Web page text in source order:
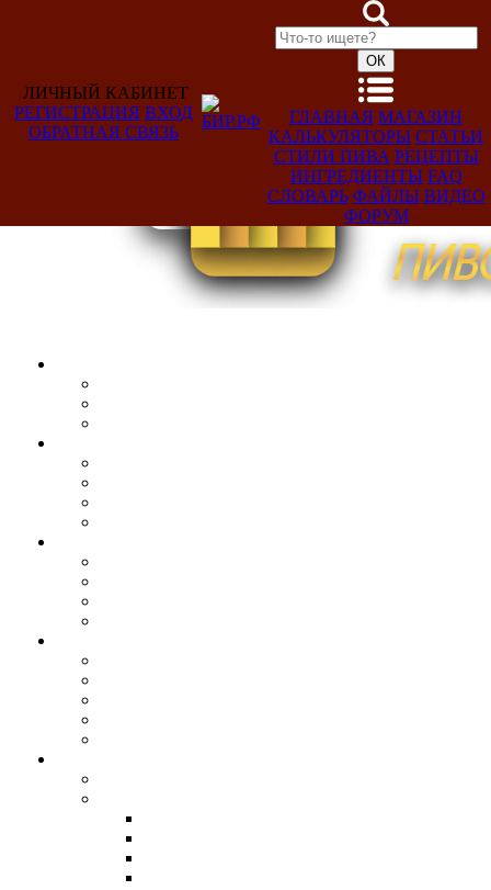
Добро
ЛИЧНЫЙ КАБИНЕТ
РЕГИСТРАЦИЯ ВХОД
ОБРАТНАЯ СВЯЗЬ
ГЛАВНАЯ МАГАЗИН
КАЛЬКУЛЯТОРЫ СТАТЬИ
СТИЛИ ПИВА РЕЦЕПТЫ
ИНГРЕДИЕНТЫ FAQ
СЛОВАРЬ ФАЙЛЫ ВИДЕО
ФОРУМ